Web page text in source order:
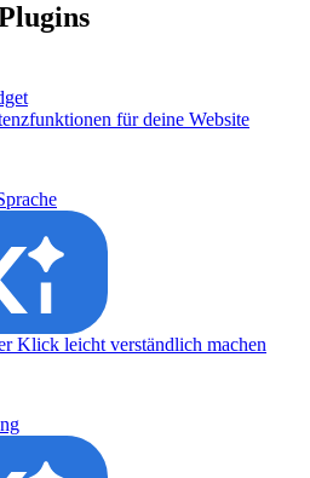
für deine Website
Klick leicht verständlich machen